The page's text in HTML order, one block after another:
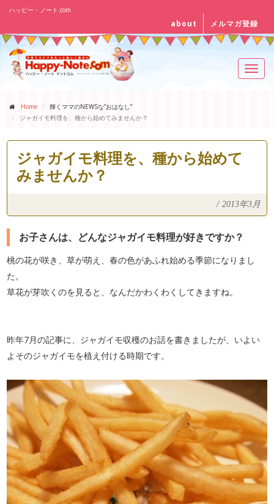
ハッピー・ノート.com
about メルマガ登録
Home
輝くママのNEWSな“おはなし”
ジャガイモ料理を、種から始めてみませんか？
ジャガイモ料理を、種から始めて
みませんか？
/ 2013年3月
お子さんは、どんなジャガイモ料理が好きですか？
桃の花が咲き、草が萌え、春の色があふれ始める季節になりまし
た。
草花が芽吹くのを見ると、なんだかわくわくしてきますね。
昨年7月の記事に、ジャガイモ収穫のお話を書きましたが、いよい
よそのジャガイモを植え付ける時期です。